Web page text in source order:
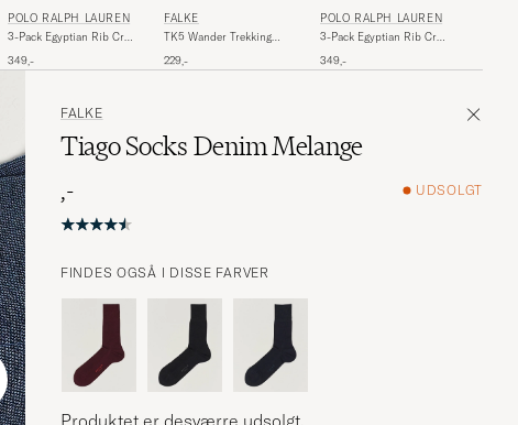
POLO RALPH LAUREN
3-Pack Egyptian Rib Crew
349,-
FALKE
TK5 Wander Trekking
229,-
POLO RALPH LAUREN
3-Pack Egyptian Rib Crew
349,-
Flere alternativer?
FALKE
Tiago Socks Denim Melange
,-
UDSOLGT
FINDES OGSÅ I DISSE FARVER
Produktet er desværre udsolgt.